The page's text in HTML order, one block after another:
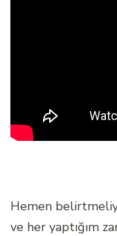
Hemen
ve her yaptığım